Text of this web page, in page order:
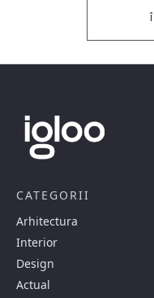
CATEGORII
Arhitectura
Interior
Design
Actual